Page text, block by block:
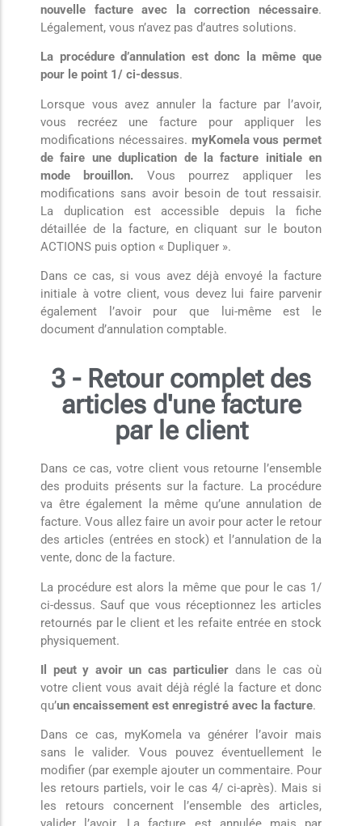
nouvelle facture avec la correction nécessaire.
Légalement, vous n’avez pas d’autres solutions.
La procédure d’annulation est donc la même que
pour le point 1/ ci-dessus.
Lorsque vous avez annuler la facture par l’avoir,
vous recréez une facture pour appliquer les
modifications nécessaires. myKomela vous permet
de faire une duplication de la facture initiale en
mode brouillon. Vous pourrez appliquer les
modifications sans avoir besoin de tout ressaisir.
La duplication est accessible depuis la fiche
détaillée de la facture, en cliquant sur le bouton
ACTIONS puis option « Dupliquer ».
Dans ce cas, si vous avez déjà envoyé la facture
initiale à votre client, vous devez lui faire parvenir
également l’avoir pour que lui-même est le
document d’annulation comptable.
3 - Retour complet des
articles d'une facture
par le client
Dans ce cas, votre client vous retourne l’ensemble
des produits présents sur la facture. La procédure
va être également la même qu’une annulation de
facture. Vous allez faire un avoir pour acter le retour
des articles (entrées en stock) et l’annulation de la
vente, donc de la facture.
La procédure est alors la même que pour le cas 1/
ci-dessus. Sauf que vous réceptionnez les articles
retournés par le client et les refaite entrée en stock
physiquement.
Il peut y avoir un cas particulier dans le cas où
votre client vous avait déjà réglé la facture et donc
qu’un encaissement est enregistré avec la facture.
Dans ce cas, myKomela va générer l’avoir mais
sans le valider. Vous pouvez éventuellement le
modifier (par exemple ajouter un commentaire. Pour
les retours partiels, voir le cas 4/ ci-après). Mais si
les retours concernent l’ensemble des articles,